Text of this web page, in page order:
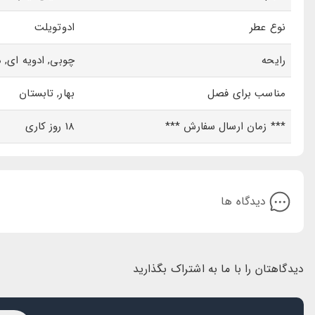
فروشگاه ایران بابا از اصالت و کیفیت بی نظیر آن لذت ببرید.
نوع عطر
ادوتویلت
رایحه
چوبی, ادویه ای,
مناسب برای فصل
بهار, تابستان
*** زمان ارسال سفارش ***
18 روز کاری
دیدگاه ها
دیدگاهتان را با ما به اشتراک بگذارید